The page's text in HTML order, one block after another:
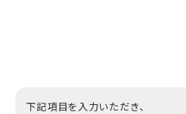
下記項目を入力いただき、